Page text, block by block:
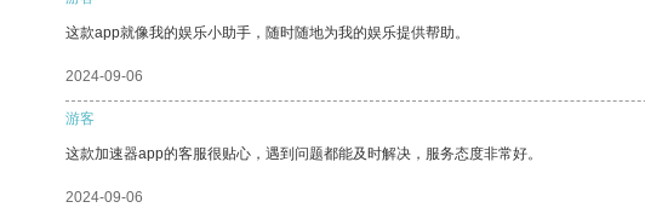
这款app就像我的娱乐小助手，随时随地为我的娱乐提供帮助。
2024-09-06
游客
这款加速器app的客服很贴心，遇到问题都能及时解决，服务态度非常好。
2024-09-06